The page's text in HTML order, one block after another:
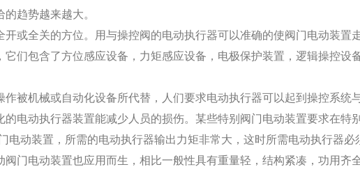
趋势越来越大。
全关的方位。用与操控阀的电动执行器可以准确的使阀门电动装置
们包含了方位感应设备，力矩感应设备，电极保护装置，逻辑操控
机械或自动化设备所代替，人们要求电动执行器可以起到操控系统
电动执行器装置能减少人员的损伤。某些特别阀门电动装置要求在
电动装置，所需的电动执行器输出力矩非常大，这时所需电动执行器
门电动装置也应用而生，相比一般性具有重量轻，结构紧凑，功用齐